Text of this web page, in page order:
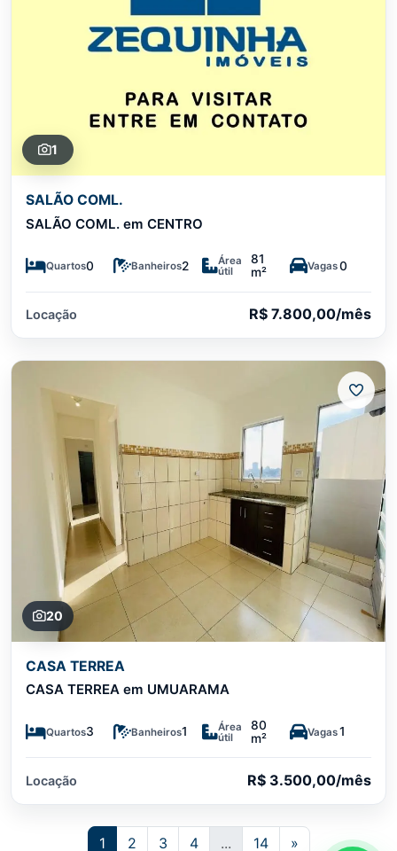
1
SALÃO COML.
SALÃO COML. em CENTRO
Quartos0 Banheiros2
Área
útil
81
m²
Vagas0
Locação R$ 7.800,00/mês
20
CASA TERREA
CASA TERREA em UMUARAMA
Quartos3 Banheiros1
Área
útil
80
m²
Vagas1
Locação R$ 3.500,00/mês
1 2 3 4 ... 14 »